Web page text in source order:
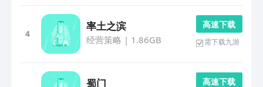
4
率土之滨
经营策略 | 1.86GB
高 速 下 载
需下载九游
蜀门 高 速 下 载